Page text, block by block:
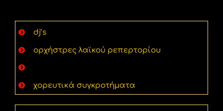
dj’s
ορχήστρες λαϊκού ρεπερτορίου
χορευτικά συγκροτήματα